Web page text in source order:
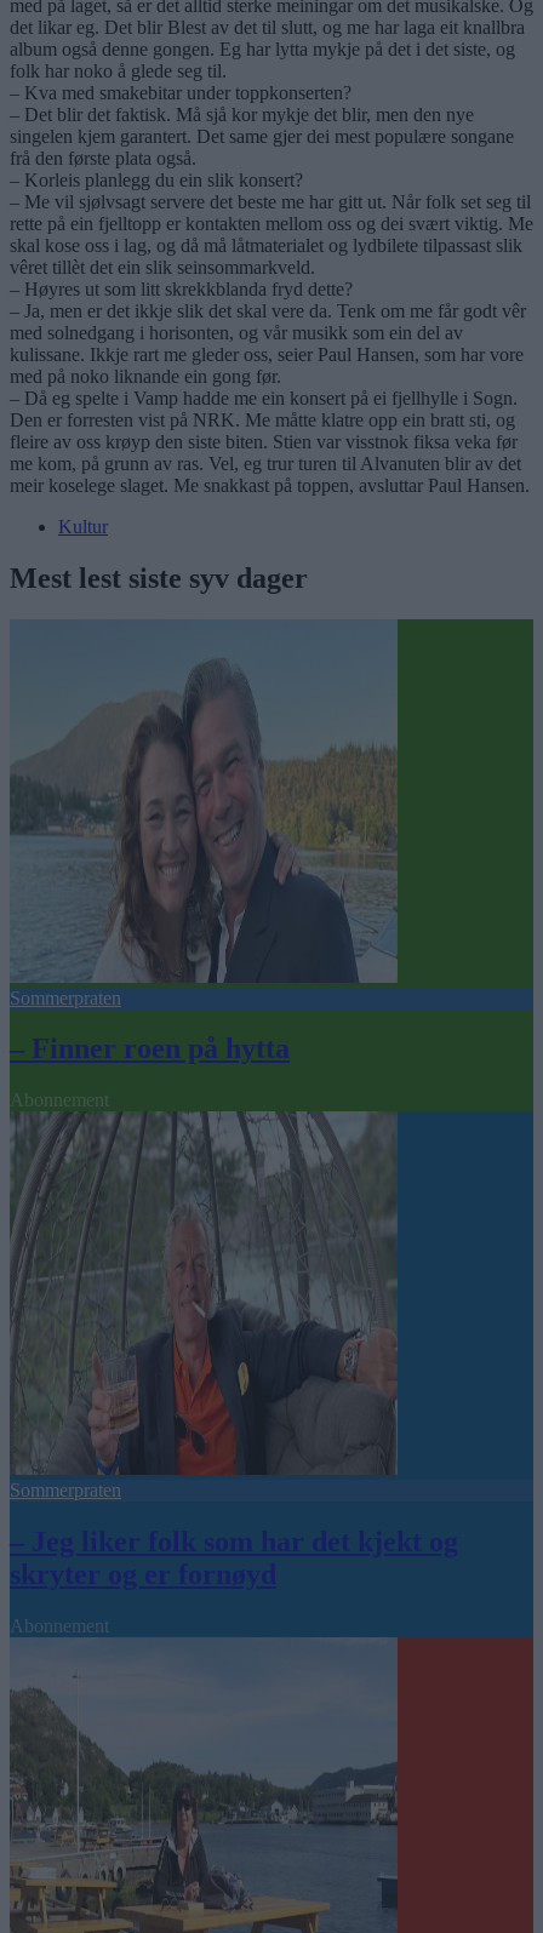
med på laget, så er det alltid sterke meiningar om det musikalske. Og
det likar eg. Det blir Blest av det til slutt, og me har laga eit knallbra
album også denne gongen. Eg har lytta mykje på det i det siste, og
folk har noko å glede seg til.
– Kva med smakebitar under toppkonserten?
– Det blir det faktisk. Må sjå kor mykje det blir, men den nye
singelen kjem garantert. Det same gjer dei mest populære songane
frå den første plata også.
– Korleis planlegg du ein slik konsert?
– Me vil sjølvsagt servere det beste me har gitt ut. Når folk set seg til
rette på ein fjelltopp er kontakten mellom oss og dei svært viktig. Me
skal kose oss i lag, og då må låtmaterialet og lydbilete tilpassast slik
vêret tillèt det ein slik seinsommarkveld.
– Høyres ut som litt skrekkblanda fryd dette?
– Ja, men er det ikkje slik det skal vere da. Tenk om me får godt vêr
med solnedgang i horisonten, og vår musikk som ein del av
kulissane. Ikkje rart me gleder oss, seier Paul Hansen, som har vore
med på noko liknande ein gong før.
– Då eg spelte i Vamp hadde me ein konsert på ei fjellhylle i Sogn.
Den er forresten vist på NRK. Me måtte klatre opp ein bratt sti, og
fleire av oss krøyp den siste biten. Stien var visstnok fiksa veka før
me kom, på grunn av ras. Vel, eg trur turen til Alvanuten blir av det
meir koselege slaget. Me snakkast på toppen, avsluttar Paul Hansen.
Kultur
Mest lest siste syv dager
Sommerpraten
– Finner roen på hytta
Abonnement
Sommerpraten
– Jeg liker folk som har det kjekt og
skryter og er fornøyd
Abonnement